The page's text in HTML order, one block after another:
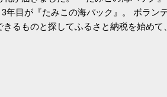
年目が『たみこの海パック』。 ボラン
るものと探してふるさと納税を始めて
、節税になるほど稼げていないのでこ